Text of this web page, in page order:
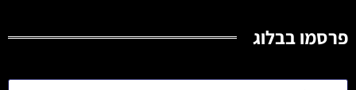
פרסמו בבלוג